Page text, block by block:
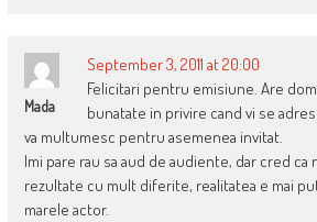
Mada
September 3, 2011 at 20:00
Felicitari pentru emisiune. Are
bunatate in privire cand vi se
va multumesc pentru asemenea invitat.
Imi pare rau sa aud de audiente, dar cred ca
rezultate cu mult diferite, realitatea e mai
marele actor.